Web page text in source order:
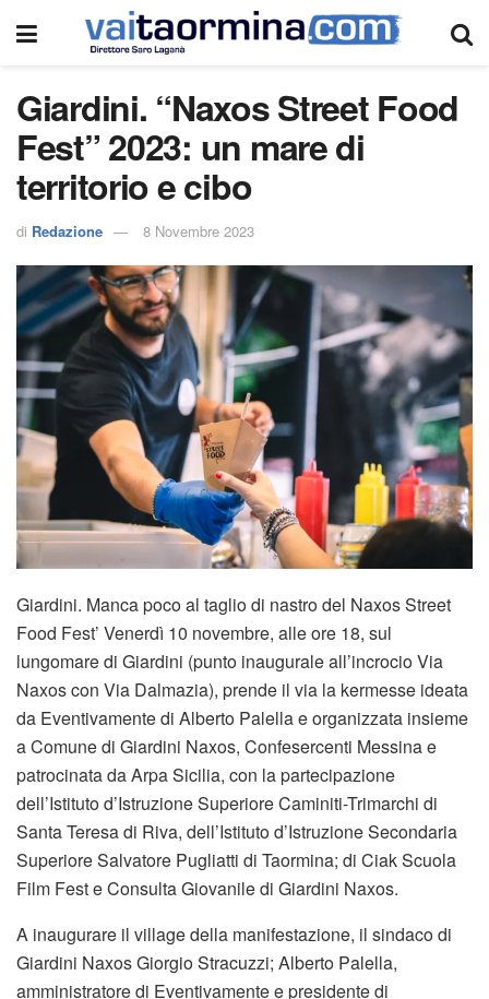
Giardini. “Naxos Street Food
Fest” 2023: un mare di
territorio e cibo
di Redazione 8 Novembre 2023
Giardini. Manca poco al taglio di nastro del Naxos Street
Food Fest’ Venerdì 10 novembre, alle ore 18, sul
lungomare di Giardini (punto inaugurale all’incrocio Via
Naxos con Via Dalmazia), prende il via la kermesse ideata
da Eventivamente di Alberto Palella e organizzata insieme
a Comune di Giardini Naxos, Confesercenti Messina e
patrocinata da Arpa Sicilia, con la partecipazione
dell’Istituto d’Istruzione Superiore Caminiti-Trimarchi di
Santa Teresa di Riva, dell’Istituto d’Istruzione Secondaria
Superiore Salvatore Pugliatti di Taormina; di Ciak Scuola
Film Fest e Consulta Giovanile di Giardini Naxos.
A inaugurare il village della manifestazione, il sindaco di
Giardini Naxos Giorgio Stracuzzi; Alberto Palella,
amministratore di Eventivamente e presidente di